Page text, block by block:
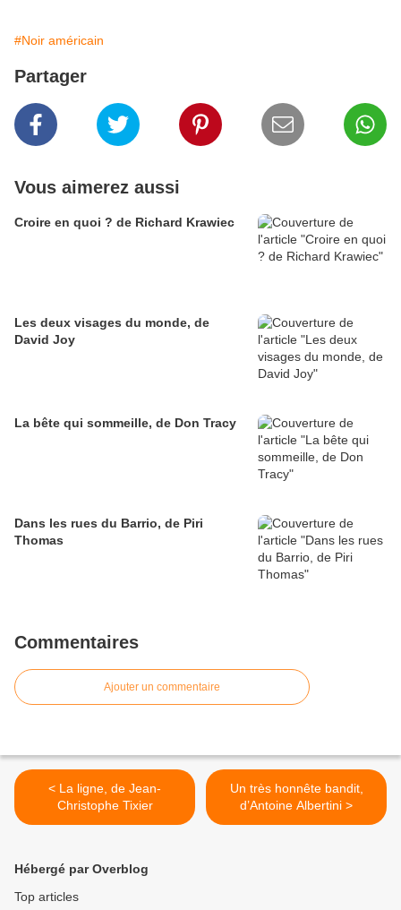
#Noir américain
Partager
Vous aimerez aussi
Croire en quoi ? de Richard Krawiec
Les deux visages du monde, de
David Joy
La bête qui sommeille, de Don Tracy
Dans les rues du Barrio, de Piri
Thomas
Commentaires
Ajouter un commentaire
< La ligne, de Jean-
Christophe Tixier
Un très honnête bandit,
d’Antoine Albertini >
Hébergé par Overblog
Top articles